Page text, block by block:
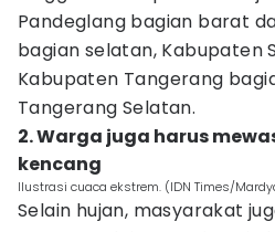
Pandeglang bagian barat
bagian selatan, Kabupaten
Kabupaten Tangerang
Tangerang Selatan.
2. Warga juga harus
kencang
Ilustrasi cuaca ekstrem. (IDN Times/
Selain hujan, masyarakat